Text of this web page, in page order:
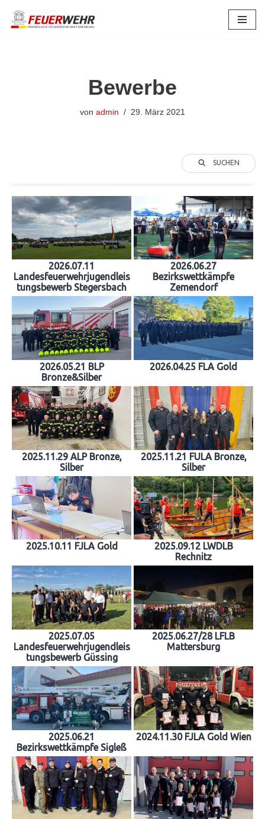
Zum
Bewerbe
von admin 29. März 2021
SUCHEN
2026.07.11
Landesfeuerwehrjugendleis
tungsbewerb Stegersbach
2026.06.27
Bezirkswettkämpfe
Zemendorf
2026.05.21 BLP
Bronze&Silber
2026.04.25 FLA Gold
2025.11.29 ALP Bronze,
Silber
2025.11.21 FULA Bronze,
Silber
2025.10.11 FJLA Gold
2025.09.12 LWDLB
Rechnitz
2025.07.05
Landesfeuerwehrjugendleis
tungsbewerb Güssing
2025.06.27/28 LFLB
Mattersburg
2025.06.21
Bezirkswettkämpfe Sigleß
2024.11.30 FJLA Gold Wien